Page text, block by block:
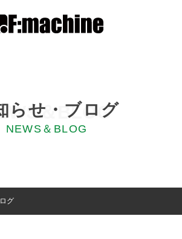
らせ・ブログ
NEWS＆BLOG
＆BLOG
グ